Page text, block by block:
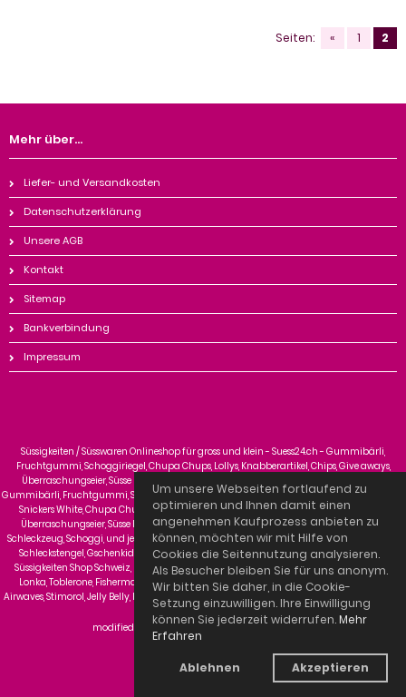
Seiten: « 1 2
Mehr über...
Liefer- und Versandkosten
Datenschutzerklärung
Unsere AGB
Kontakt
Sitemap
Bankverbindung
Impressum
Süssigkeiten / Süsswaren Onlineshop für gross und klein - Suess24.ch - Gummibärli,
Fruchtgummi, Schoggiriegel, Chupa Chups, Lollys, Knabberartikel, Chips, Give aways,
Überraschungseier, Süsse Kinderartikel, Traubenzucker, Kaugummi, Zältli, Bonbons
Gummibärli, Fruchtgummi, Shisha Gum, Vegie Fruchtgummi, Cola Fröschli, Schoggiriegel,
Snickers White, Chupa Chups, Lollys, Knabberartikel, Chips, Give aways, Zuckerwattel,
Überraschungseier, Süsse Kinderartikel, Traubenzucker, Kaugummi, Zältli, Bonbons,
Schleckzeug, Schoggi, und jetzt wieder Snickers White, Schokolade, Schweizer Schokolade,
Schleckstengel, Gschenkideen, Kinderschokolade, Give aways, Haribo online Schweiz,
Süssigkeiten Shop Schweiz, Haribo, Trolli, Fini, Red Band, Hug, Wernli, Ferrero, Mars, Milka,
Lonka, Toblerone, Fishermans Fiend, Cadburry, Nestle, Chupa Chups, Mentos, Wrigley,
Airwaves, Stimorol, Jelly Belly, Fini, ZED, Zweifel © 2026 | Template © 2009-2026 by
eCommerce Shopsoftware
modified eCommerce Shopsoftware © 2009-2026
Um unsere Webseiten fortlaufend zu
optimieren und Ihnen damit einen
angenehmen Kaufprozess anbieten zu
können, möchten wir mit Hilfe von
Cookies die Seitennutzung analysieren.
Als Besucher bleiben Sie für uns anonym.
Wir bitten Sie daher, in die Cookie-
Setzung einzuwilligen. Ihre Einwilligung
können Sie jederzeit widerrufen.Mehr
Erfahren
Ablehnen Akzeptieren